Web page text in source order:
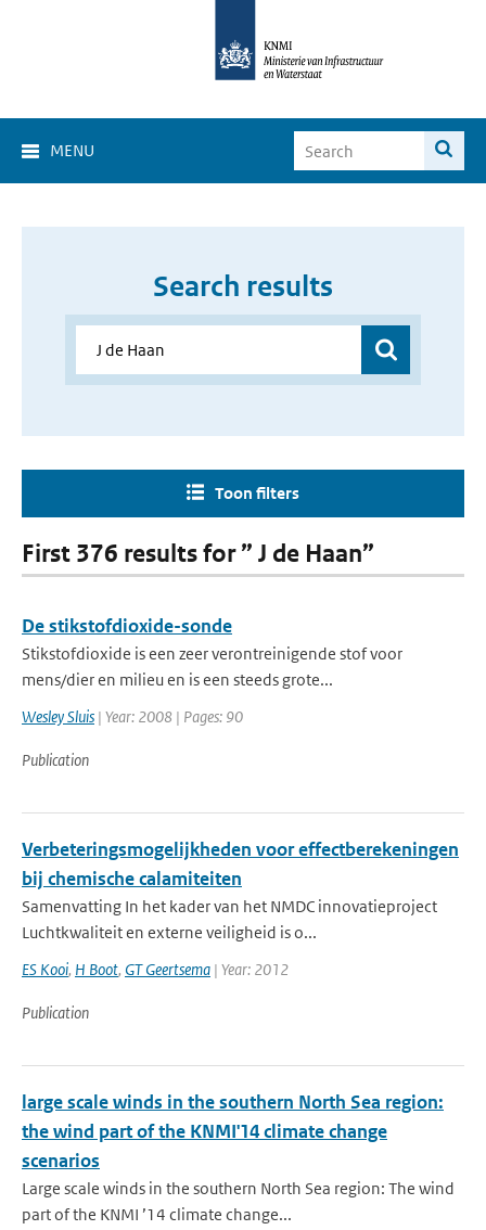
MENU
Search results
Toon filters
First 376 results for ” J de Haan”
De stikstofdioxide-sonde
Stikstofdioxide is een zeer verontreinigende stof voor
mens/dier en milieu en is een steeds grote...
Wesley Sluis | Year: 2008 | Pages: 90
Publication
Verbeteringsmogelijkheden voor effectberekeningen
bij chemische calamiteiten
Samenvatting In het kader van het NMDC innovatieproject
Luchtkwaliteit en externe veiligheid is o...
ES Kooi, H Boot, GT Geertsema | Year: 2012
Publication
large scale winds in the southern North Sea region:
the wind part of the KNMI'14 climate change
scenarios
Large scale winds in the southern North Sea region: The wind
part of the KNMI ’14 climate change...